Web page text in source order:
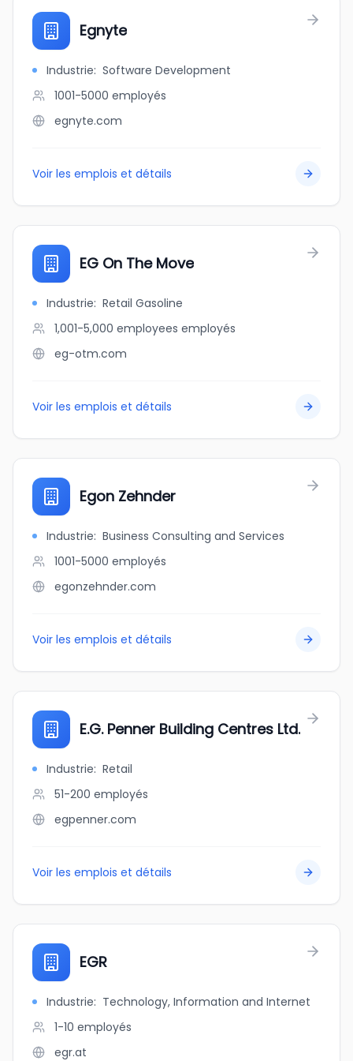
Egnyte
Industrie: Software Development
1001-5000 employés
egnyte.com
Voir les emplois et détails
EG On The Move
Industrie: Retail Gasoline
1,001-5,000 employees employés
eg-otm.com
Voir les emplois et détails
Egon Zehnder
Industrie: Business Consulting and Services
1001-5000 employés
egonzehnder.com
Voir les emplois et détails
E.G. Penner Building Centres Ltd.
Industrie: Retail
51-200 employés
egpenner.com
Voir les emplois et détails
EGR
Industrie: Technology, Information and Internet
1-10 employés
egr.at